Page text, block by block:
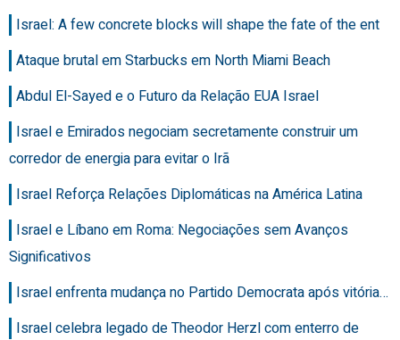
Israel: A few concrete blocks will shape the fate of the ent
Ataque brutal em Starbucks em North Miami Beach
Abdul El-Sayed e o Futuro da Relação EUA Israel
Israel e Emirados negociam secretamente construir um
corredor de energia para evitar o Irã
Israel Reforça Relações Diplomáticas na América Latina
Israel e Líbano em Roma: Negociações sem Avanços
Significativos
Israel enfrenta mudança no Partido Democrata após vitória…
Israel celebra legado de Theodor Herzl com enterro de